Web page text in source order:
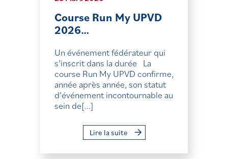
Course Run My UPVD
2026…
Un événement fédérateur qui
s’inscrit dans la durée La
course Run My UPVD confirme,
année après année, son statut
d’événement incontournable au
sein de[...]
Lire la suite